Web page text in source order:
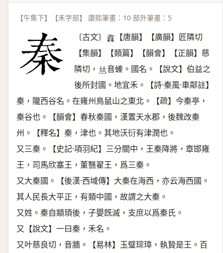
【午集下】【禾字部】 康熙筆畫：10 部外筆畫：5
〔古文〕 𣜈
【唐韻】【廣韻】匠隣切
【集韻】【類篇】【韻會】【正韻】慈
隣切， 𠀤音螓。國名。【說文】伯益之
後所封國。地宜禾。【詩·秦風·車鄰註】
秦，隴西谷名。在雍州鳥鼠山之東北。【疏】今秦亭，
秦谷也。【韻會】春秋秦國，漢置天水郡，後魏改秦
州。【釋名】秦，津也。其地沃衍有津潤也。
又三秦。【史記·項羽紀】三分關中，王秦降將，章邯雍
王，司馬欣塞王，董翳翟王，爲三秦。
又大秦國。【後漢·西域傳】大秦在海西，亦云海西國。
其人民長大平正，有類中國，故謂之大秦。
又姓。秦自顓頊後，子嬰旣滅，支庶以爲秦氏。
又【說文】一曰秦，禾名。
又叶慈良切，音牆。【易林】玉璧琮璋，執贄是王。百